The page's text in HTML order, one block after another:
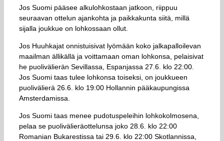
Jos Suomi pääsee alkulohkostaan jatkoon, riippuu
seuraavan ottelun ajankohta ja paikkakunta siitä, millä
sijalla joukkue on lohkossaan ollut.
Jos Huuhkajat onnistuisivat lyömään koko jalkapalloilevan
maailman ällikällä ja voittamaan oman lohkonsa, pelaisivat
he puolivälierän Sevillassa, Espanjassa 27.6. klo 22:00.
Jos Suomi taas tulee lohkonsa toiseksi, on joukkueen
puolivälierä 26.6. klo 19:00 Hollannin pääkaupungissa
Amsterdamissa.
Jos Suomi taas menee pudotuspeleihin lohkokolmosena,
pelaa se puolivälieräottelunsa joko 28.6. klo 22:00
Romanian Bukarestissa tai 29.6. klo 22:00 Skotlannissa,